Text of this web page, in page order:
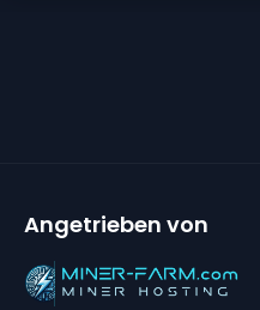
Angetrieben von